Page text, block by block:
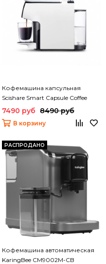
Кофемашина капсульная
Scishare Smart Capsule Coffee
Machine S1102
7490 руб 8490 руб
В корзину
РАСПРОДАНО
Кофемашина автоматическая
KaringBee CM9002M-CB